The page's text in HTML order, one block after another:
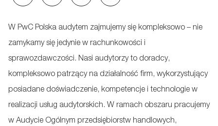
via
email
via
Facebook
via
LinkedIn
via
twitter
W PwC Polska audytem zajmujemy się kompleksowo – nie
zamykamy się jedynie w rachunkowości i
sprawozdawczości. Nasi audytorzy to doradcy,
kompleksowo patrzący na działalność firm, wykorzystujący
posiadane doświadczenie, kompetencje i technologie w
realizacji usług audytorskich. W ramach obszaru pracujemy
w Audycie Ogólnym przedsiębiorstw handlowych,